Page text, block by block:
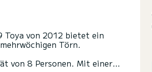
Toya von 2012 bietet ein
Törn.
von 8 Personen. Mit einer